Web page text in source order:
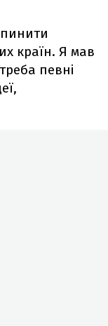
країн. Я мав
певні